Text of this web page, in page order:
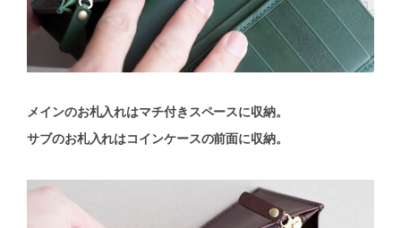
メインのお札入れはマチ付きスペースに収納。
サブのお札入れはコインケースの前面に収納。